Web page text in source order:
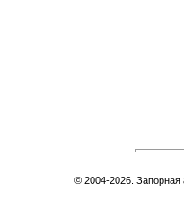
© 2004-2026. Запорная